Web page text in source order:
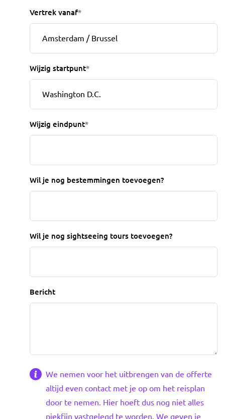
Vertrek vanaf*
Wijzig startpunt*
Wijzig eindpunt*
Wil je nog bestemmingen toevoegen?
Wil je nog sightseeing tours toevoegen?
Bericht
We nemen voor het uitbrengen van de offerte
altijd even contact met je op om het reisplan
door te nemen. Hier hoeft dus nog niet alles
piekfijn vastgelegd te worden. We geven je